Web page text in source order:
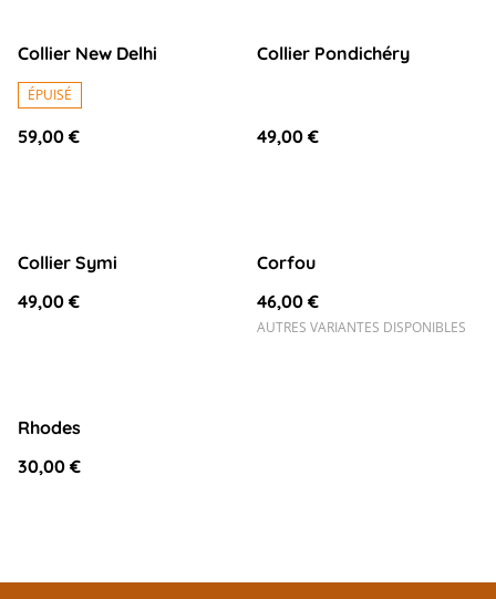
Collier New Delhi
ÉPUISÉ
59,00 €
Collier Pondichéry
49,00 €
Collier Symi
49,00 €
Corfou
46,00 €
AUTRES VARIANTES DISPONIBLES
Rhodes
30,00 €